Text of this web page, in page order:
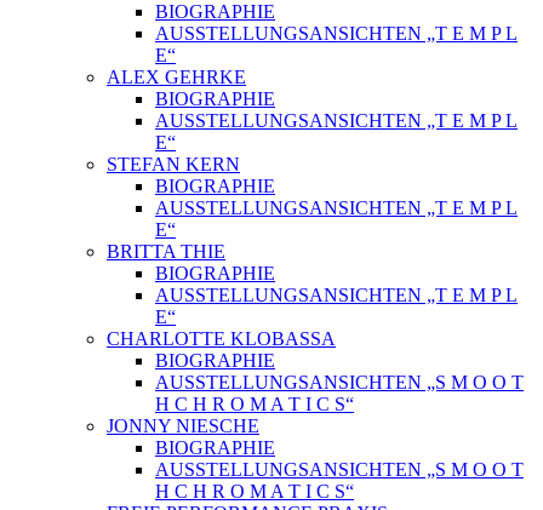
BIOGRAPHIE
AUSSTELLUNGSANSICHTEN „T E M P L
E“
ALEX GEHRKE
BIOGRAPHIE
AUSSTELLUNGSANSICHTEN „T E M P L
E“
STEFAN KERN
BIOGRAPHIE
AUSSTELLUNGSANSICHTEN „T E M P L
E“
BRITTA THIE
BIOGRAPHIE
AUSSTELLUNGSANSICHTEN „T E M P L
E“
CHARLOTTE KLOBASSA
BIOGRAPHIE
AUSSTELLUNGSANSICHTEN „S M O O T
H C H R O M A T I C S“
JONNY NIESCHE
BIOGRAPHIE
AUSSTELLUNGSANSICHTEN „S M O O T
H C H R O M A T I C S“